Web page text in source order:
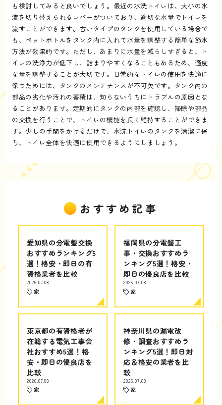
も検討してみると良いでしょう。最近の水洗トイレは、大小の水
流を切り替えられるレバーがついており、適切な水量でトイレを
流すことができます。古いタイプのタンクを使用している場合で
も、ペットボトルをタンク内に入れて水量を調整する簡単な節水
方法が効果的です。ただし、あまりに水量を減らしすぎると、ト
イレの洗浄力が低下し、詰まりやすくなることもあるため、適度
な量を調整することが大切です。日常的なトイレの使用を快適に
保つためには、タンクのメンテナンスが不可欠です。タンク内の
部品の劣化や汚れの蓄積は、知らないうちにトラブルの原因とな
ることがあります。定期的にタンクの内部を確認し、掃除や部品
の交換を行うことで、トイレの機能を長く維持することができま
す。少しの手間をかけるだけで、水洗トイレのタンクを清潔に保
ち、トイレ全体を快適に使用できるようにしましょう。
おすすめ記事
愛知県の分電盤交換
おすすめランキング5
選！格安・即日の有
資格業者を比較
2026.07.08
家
福岡県の分電盤工
事・交換おすすめラ
ンキング5選！格安・
即日の優良店を比較
2026.07.08
家
東京都の有資格者が
在籍する電気工事会
社おすすめ5選！格
安・即日の優良店を
比較
2026.07.08
家
神奈川県の漏電改
修・調査おすすめラ
ンキング5選！即日対
応＆格安の業者を比
較
2026.07.08
家